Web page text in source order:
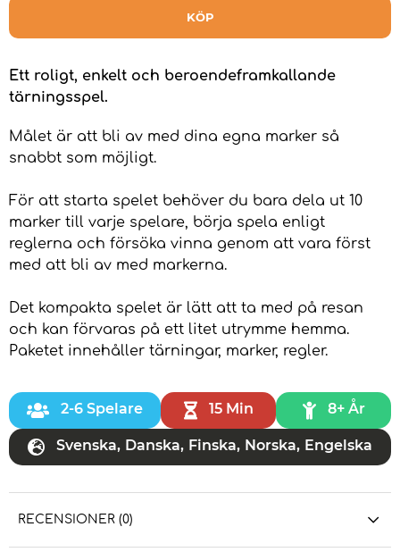
KÖP
Ett roligt, enkelt och beroendeframkallande
tärningsspel.
Målet är att bli av med dina egna marker så
snabbt som möjligt.
För att starta spelet behöver du bara dela ut 10
marker till varje spelare, börja spela enligt
reglerna och försöka vinna genom att vara först
med att bli av med markerna.
Det kompakta spelet är lätt att ta med på resan
och kan förvaras på ett litet utrymme hemma.
Paketet innehåller tärningar, marker, regler.
2-6 Spelare 15 Min 8+ År
Svenska, Danska, Finska, Norska, Engelska
RECENSIONER (0)